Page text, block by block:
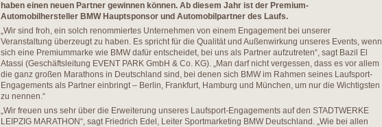
haben einen neuen Partner gewinnen können. Ab diesem Jahr ist der Premium-
Automobilhersteller BMW Hauptsponsor und Automobilpartner des Laufs.
„Wir sind froh, ein solch renommiertes Unternehmen von einem Engagement bei unserer
Veranstaltung überzeugt zu haben. Es spricht für die Qualität und Außenwirkung unseres Events, wenn
sich eine Premiummarke wie BMW dafür entscheidet, bei uns als Partner aufzutreten“, sagt Bazil El
Atassi (Geschäftsleitung EVENT PARK GmbH & Co. KG). „Man darf nicht vergessen, dass es vor allem
die ganz großen Marathons in Deutschland sind, bei denen sich BMW im Rahmen seines Laufsport-
Engagements als Partner einbringt – Berlin, Frankfurt, Hamburg und München, um nur die Wichtigsten
zu nennen.“
„Wir freuen uns sehr über die Erweiterung unseres Laufsport-Engagements auf den STADTWERKE
LEIPZIG MARATHON“, sagt Friedrich Edel, Leiter Sportmarketing BMW Deutschland. „Wie bei allen